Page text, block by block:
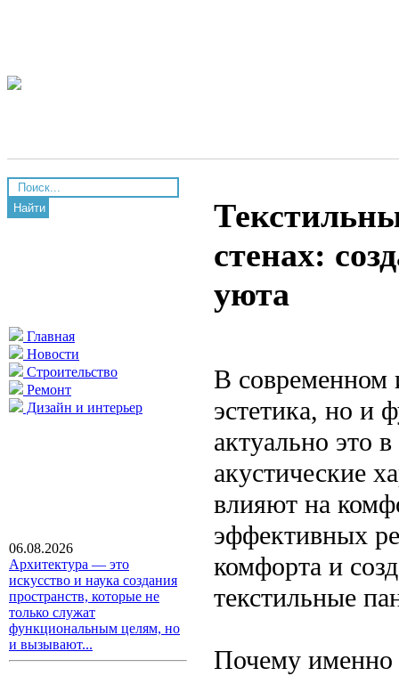
Найти
Главная
Новости
Строительство
Ремонт
Дизайн и интерьер
06.08.2026
Архитектура — это
искусство и наука создания
пространств, которые не
только служат
функциональным целям, но
и вызывают...
стенах:
уюта
В современном
эстетика, но и
актуально это
акустические
влияют на
эффективных
комфорта и
текстильные
Почему именно